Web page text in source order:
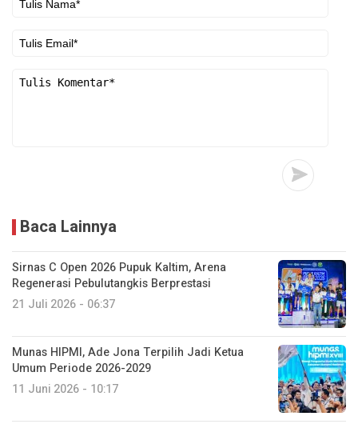
Baca Lainnya
Sirnas C Open 2026 Pupuk Kaltim, Arena
Regenerasi Pebulutangkis Berprestasi
21 Juli 2026 - 06:37
Munas HIPMI, Ade Jona Terpilih Jadi Ketua
Umum Periode 2026-2029
11 Juni 2026 - 10:17